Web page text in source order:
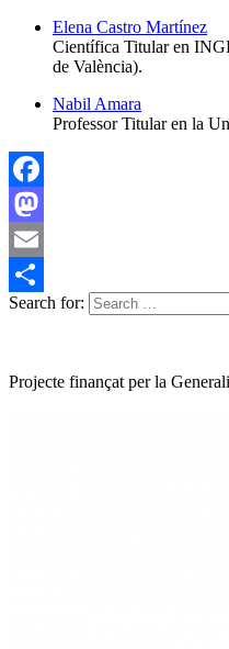
Elena Castro Martínez
Científica Titular en
de València).
Nabil Amara
Professor Titular en la
Facebook
Mastodon
Email
Share
Search for:
Projecte finançat per la